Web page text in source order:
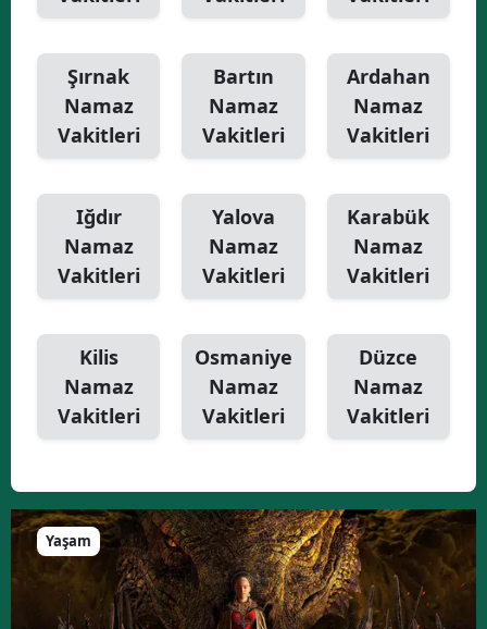
Şırnak
Namaz
Vakitleri
Bartın
Namaz
Vakitleri
Ardahan
Namaz
Vakitleri
Iğdır
Namaz
Vakitleri
Yalova
Namaz
Vakitleri
Karabük
Namaz
Vakitleri
Kilis
Namaz
Vakitleri
Osmaniye
Namaz
Vakitleri
Düzce
Namaz
Vakitleri
Yaşam